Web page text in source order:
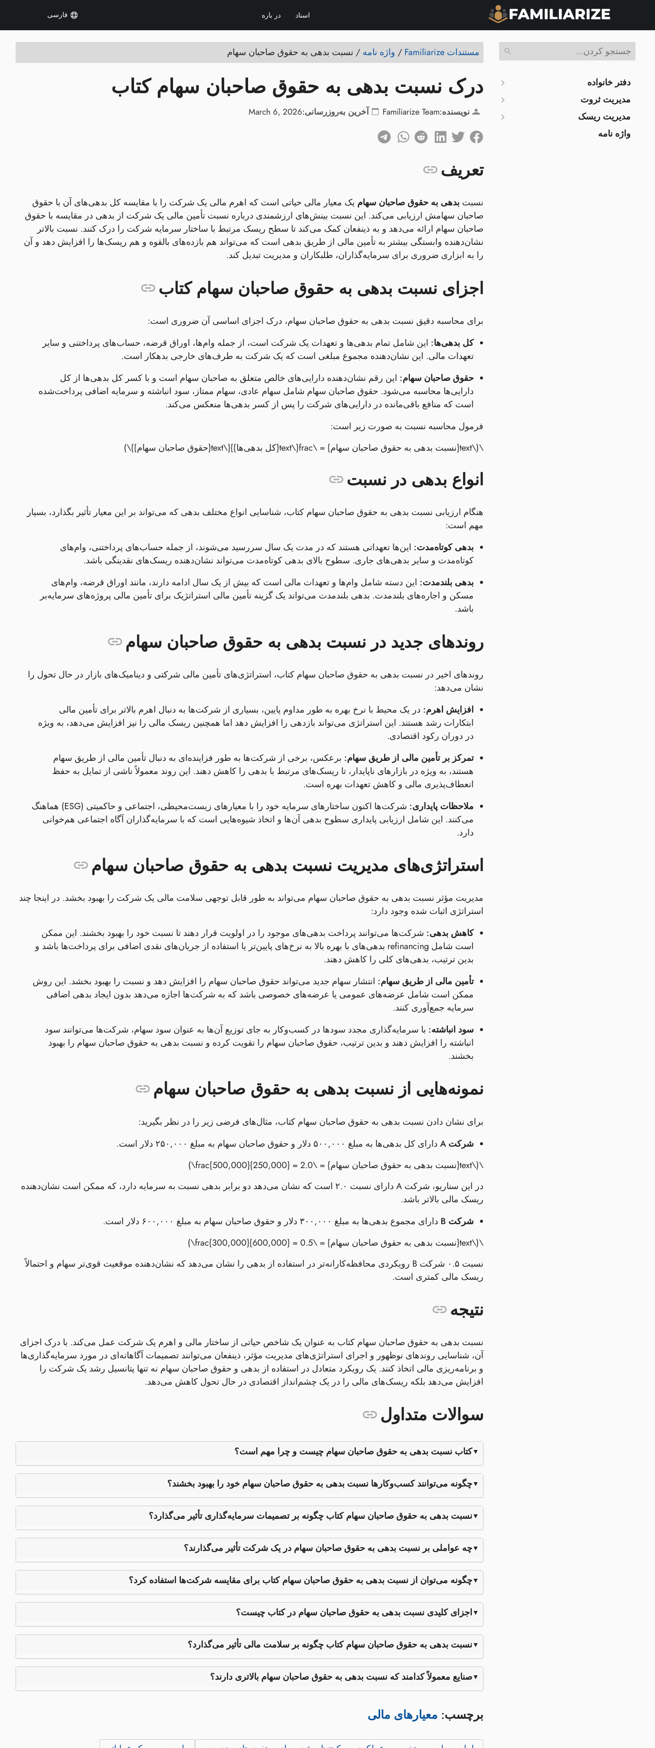
اسناد در باره فارسی
دفتر خانواده
مدیریت ثروت
مدیریت ریسک
واژه نامه
مستندات Familiarize / واژه نامه / نسبت بدهی به حقوق صاحبان سهام
درک نسبت بدهی به حقوق صاحبان سهام کتاب
نویسنده:Familiarize Team آخرین به‌روزرسانی:March 6, 2026
تعریف
نسبت بدهی به حقوق صاحبان سهام یک معیار مالی حیاتی است که اهرم مالی یک شرکت را با مقایسه کل بدهی‌های آن با حقوق
صاحبان سهامش ارزیابی می‌کند. این نسبت بینش‌های ارزشمندی درباره نسبت تأمین مالی یک شرکت از بدهی در مقایسه با حقوق
صاحبان سهام ارائه می‌دهد و به ذینفعان کمک می‌کند تا سطح ریسک مرتبط با ساختار سرمایه شرکت را درک کنند. نسبت بالاتر
نشان‌دهنده وابستگی بیشتر به تأمین مالی از طریق بدهی است که می‌تواند هم بازده‌های بالقوه و هم ریسک‌ها را افزایش دهد و آن
را به ابزاری ضروری برای سرمایه‌گذاران، طلبکاران و مدیریت تبدیل کند.
اجزای نسبت بدهی به حقوق صاحبان سهام کتاب
برای محاسبه دقیق نسبت بدهی به حقوق صاحبان سهام، درک اجزای اساسی آن ضروری است:
کل بدهی‌ها: این شامل تمام بدهی‌ها و تعهدات یک شرکت است، از جمله وام‌ها، اوراق قرضه، حساب‌های پرداختنی و سایر
تعهدات مالی. این نشان‌دهنده مجموع مبلغی است که یک شرکت به طرف‌های خارجی بدهکار است.
حقوق صاحبان سهام: این رقم نشان‌دهنده دارایی‌های خالص متعلق به صاحبان سهام است و با کسر کل بدهی‌ها از کل
دارایی‌ها محاسبه می‌شود. حقوق صاحبان سهام شامل سهام عادی، سهام ممتاز، سود انباشته و سرمایه اضافی پرداخت‌شده
است که منافع باقی‌مانده در دارایی‌های شرکت را پس از کسر بدهی‌ها منعکس می‌کند.
فرمول محاسبه نسبت به صورت زیر است:
\(\text{نسبت بدهی به حقوق صاحبان سهام} = \frac{\text{کل بدهی‌ها}}{\text{حقوق صاحبان سهام}}\)
انواع بدهی در نسبت
هنگام ارزیابی نسبت بدهی به حقوق صاحبان سهام کتاب، شناسایی انواع مختلف بدهی که می‌تواند بر این معیار تأثیر بگذارد، بسیار
مهم است:
بدهی کوتاه‌مدت: این‌ها تعهداتی هستند که در مدت یک سال سررسید می‌شوند، از جمله حساب‌های پرداختنی، وام‌های
کوتاه‌مدت و سایر بدهی‌های جاری. سطوح بالای بدهی کوتاه‌مدت می‌تواند نشان‌دهنده ریسک‌های نقدینگی باشد.
بدهی بلندمدت: این دسته شامل وام‌ها و تعهدات مالی است که بیش از یک سال ادامه دارند، مانند اوراق قرضه، وام‌های
مسکن و اجاره‌های بلندمدت. بدهی بلندمدت می‌تواند یک گزینه تأمین مالی استراتژیک برای تأمین مالی پروژه‌های سرمایه‌بر
باشد.
روندهای جدید در نسبت بدهی به حقوق صاحبان سهام
روندهای اخیر در نسبت بدهی به حقوق صاحبان سهام کتاب، استراتژی‌های تأمین مالی شرکتی و دینامیک‌های بازار در حال تحول را
نشان می‌دهد:
افزایش اهرم: در یک محیط با نرخ بهره به طور مداوم پایین، بسیاری از شرکت‌ها به دنبال اهرم بالاتر برای تأمین مالی
ابتکارات رشد هستند. این استراتژی می‌تواند بازدهی را افزایش دهد اما همچنین ریسک مالی را نیز افزایش می‌دهد، به ویژه
در دوران رکود اقتصادی.
تمرکز بر تأمین مالی از طریق سهام: برعکس، برخی از شرکت‌ها به طور فزاینده‌ای به دنبال تأمین مالی از طریق سهام
هستند، به ویژه در بازارهای ناپایدار، تا ریسک‌های مرتبط با بدهی را کاهش دهند. این روند معمولاً ناشی از تمایل به حفظ
انعطاف‌پذیری مالی و کاهش تعهدات بهره است.
ملاحظات پایداری:
شرکت‌ها اکنون ساختارهای سرمایه خود را با معیارهای زیست‌محیطی، اجتماعی و حاکمیتی (ESG) هماهنگ
می‌کنند. این شامل ارزیابی پایداری سطوح بدهی آن‌ها و اتخاذ شیوه‌هایی است که با سرمایه‌گذاران آگاه اجتماعی هم‌خوانی
دارد.
استراتژی‌های مدیریت نسبت بدهی به حقوق صاحبان سهام
مدیریت مؤثر نسبت بدهی به حقوق صاحبان سهام می‌تواند به طور قابل توجهی سلامت مالی یک شرکت را بهبود بخشد. در اینجا چند
استراتژی اثبات شده وجود دارد:
کاهش بدهی: شرکت‌ها می‌توانند پرداخت بدهی‌های موجود را در اولویت قرار دهند تا نسبت خود را بهبود بخشند. این ممکن
است شامل refinancing بدهی‌های با بهره بالا به نرخ‌های پایین‌تر یا استفاده از جریان‌های نقدی اضافی برای پرداخت‌ها باشد و
بدین ترتیب، بدهی‌های کلی را کاهش دهند.
تأمین مالی از طریق سهام: انتشار سهام جدید می‌تواند حقوق صاحبان سهام را افزایش دهد و نسبت را بهبود بخشد. این روش
ممکن است شامل عرضه‌های عمومی یا عرضه‌های خصوصی باشد که به شرکت‌ها اجازه می‌دهد بدون ایجاد بدهی اضافی
سرمایه جمع‌آوری کنند.
سود انباشته: با سرمایه‌گذاری مجدد سودها در کسب‌وکار به جای توزیع آن‌ها به عنوان سود سهام، شرکت‌ها می‌توانند سود
انباشته را افزایش دهند و بدین ترتیب، حقوق صاحبان سهام را تقویت کرده و نسبت بدهی به حقوق صاحبان سهام را بهبود
بخشند.
نمونه‌هایی از نسبت بدهی به حقوق صاحبان سهام
برای نشان دادن نسبت بدهی به حقوق صاحبان سهام کتاب، مثال‌های فرضی زیر را در نظر بگیرید:
شرکت A
دارای کل بدهی‌ها به مبلغ ۵۰۰,۰۰۰ دلار و حقوق صاحبان سهام به مبلغ ۲۵۰,۰۰۰ دلار است.
\(\text{نسبت بدهی به حقوق صاحبان سهام} = \frac{500,000}{250,000} = 2.0\)
در این سناریو، شرکت A دارای نسبت ۲.۰ است که نشان می‌دهد دو برابر بدهی نسبت به سرمایه دارد، که ممکن است نشان‌دهنده
ریسک مالی بالاتر باشد.
شرکت B
دارای مجموع بدهی‌ها به مبلغ ۳۰۰,۰۰۰ دلار و حقوق صاحبان سهام به مبلغ ۶۰۰,۰۰۰ دلار است.
\(\text{نسبت بدهی به حقوق صاحبان سهام} = \frac{300,000}{600,000} = 0.5\)
نسبت ۰.۵ شرکت B رویکردی محافظه‌کارانه‌تر در استفاده از بدهی را نشان می‌دهد که نشان‌دهنده موقعیت قوی‌تر سهام و احتمالاً
ریسک مالی کمتری است.
نتیجه
نسبت بدهی به حقوق صاحبان سهام کتاب به عنوان یک شاخص حیاتی از ساختار مالی و اهرم یک شرکت عمل می‌کند. با درک اجزای
آن، شناسایی روندهای نوظهور و اجرای استراتژی‌های مدیریت مؤثر، ذینفعان می‌توانند تصمیمات آگاهانه‌ای در مورد سرمایه‌گذاری‌ها
و برنامه‌ریزی مالی اتخاذ کنند. یک رویکرد متعادل در استفاده از بدهی و حقوق صاحبان سهام نه تنها پتانسیل رشد یک شرکت را
افزایش می‌دهد بلکه ریسک‌های مالی را در یک چشم‌انداز اقتصادی در حال تحول کاهش می‌دهد.
سوالات متداول
کتاب نسبت بدهی به حقوق صاحبان سهام چیست و چرا مهم است؟
چگونه می‌توانند کسب‌وکارها نسبت بدهی به حقوق صاحبان سهام خود را بهبود بخشند؟
نسبت بدهی به حقوق صاحبان سهام کتاب چگونه بر تصمیمات سرمایه‌گذاری تأثیر می‌گذارد؟
چه عواملی بر نسبت بدهی به حقوق صاحبان سهام در یک شرکت تأثیر می‌گذارند؟
چگونه می‌توان از نسبت بدهی به حقوق صاحبان سهام کتاب برای مقایسه شرکت‌ها استفاده کرد؟
اجزای کلیدی نسبت بدهی به حقوق صاحبان سهام در کتاب چیست؟
نسبت بدهی به حقوق صاحبان سهام کتاب چگونه بر سلامت مالی تأثیر می‌گذارد؟
صنایع معمولاً کدامند که نسبت بدهی به حقوق صاحبان سهام بالاتری دارند؟
برچسب: معیارهای مالی